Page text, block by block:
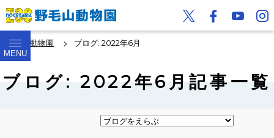
MENU
野毛山動物園 ブログ: 2022年6月
ブログ: 2022年6月記事一覧